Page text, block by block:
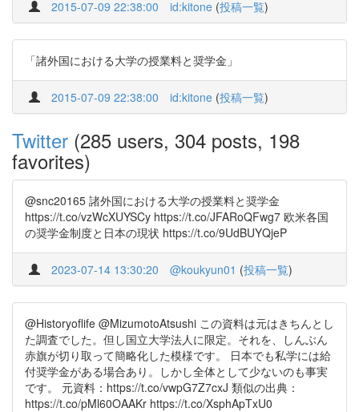
2015-07-09 22:38:00 id:kitone (投稿一覧)
「諸外国における大学の授業料と奨学金」
2015-07-09 22:38:00 id:kitone (投稿一覧)
Twitter (285 users, 304 posts, 198
favorites)
@snc20165 諸外国における大学の授業料と奨学金
https://t.co/vzWcXUYSCy https://t.co/JFARoQFwg7 欧米各国
の奨学金制度と日本の現状 https://t.co/9UdBUYQjeP
2023-07-14 13:30:20 @koukyun01 (投稿一覧)
@Historyoflife @MizumotoAtsushi この資料は元はきちんとし
た調査でした。但し国立大学法人に限定。それを、しんぶん
赤旗が切り取って簡略化した模様です。 日本でも私学には給
付奨学金がある場合あり。しかし全体として少ないのも事実
です。 元資料：https://t.co/vwpG7Z7cxJ 類似の出典：
https://t.co/pMl60OAAKr https://t.co/XsphApTxU0